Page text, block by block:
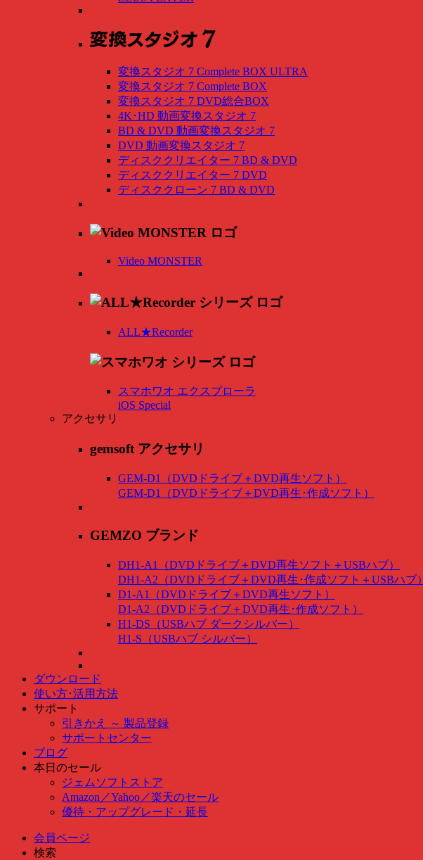
変換スタジオ 7 Complete BOX ULTRA
変換スタジオ 7 Complete BOX
変換スタジオ 7 DVD総合BOX
4K･HD 動画変換スタジオ 7
BD & DVD 動画変換スタジオ 7
DVD 動画変換スタジオ 7
ディスククリエイター 7 BD & DVD
ディスククリエイター 7 DVD
ディスククローン 7 BD & DVD
Video MONSTER
ALL★Recorder
スマホワオ エクスプローラ
iOS Special
アクセサリ
gemsoft アクセサリ
GEM-D1（DVDドライブ＋DVD再生ソフト）
GEM-D1（DVDドライブ＋DVD再生･作成ソフト）
GEMZO ブランド
DH1-A1（DVDドライブ＋DVD再生ソフト＋USBハブ）
DH1-A2（DVDドライブ＋DVD再生･作成ソフト＋USBハブ）
D1-A1（DVDドライブ＋DVD再生ソフト）
D1-A2（DVDドライブ＋DVD再生･作成ソフト）
H1-DS（USBハブ ダークシルバー）
H1-S（USBハブ シルバー）
ダウンロード
使い方･活用方法
サポート
引きかえ ～ 製品登録
サポートセンター
ブログ
本日のセール
ジェムソフトストア
Amazon ／Yahoo ／楽天のセール
優待・アップグレード・延長
会員ページ
検索